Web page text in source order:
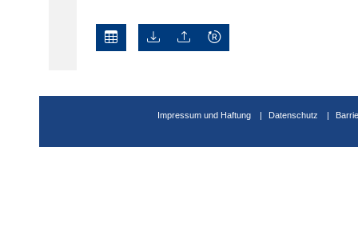
Impressum und Haftung Datenschutz